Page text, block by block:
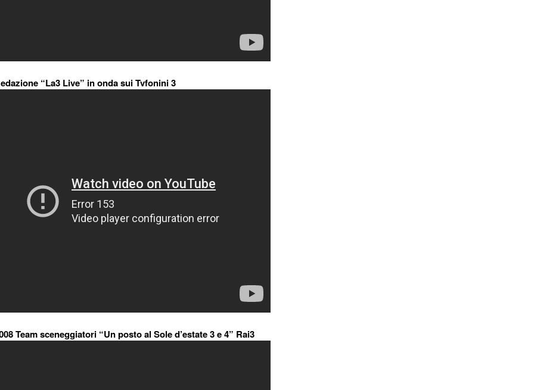
“La3 Live” in onda sui Tvfonini 3
Team sceneggiatori “Un posto al Sole d’estate 3 e 4” Rai3